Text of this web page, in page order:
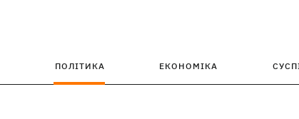
ПОЛІТИКА ЕКОНОМІКА